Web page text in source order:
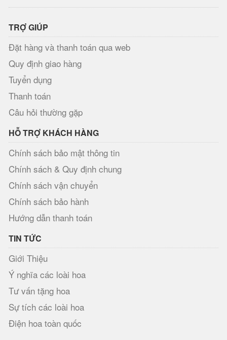
TRỢ GIÚP
Đặt hàng và thanh toán qua web
Quy định giao hàng
Tuyển dụng
Thanh toán
Câu hỏi thường gặp
HỖ TRỢ KHÁCH HÀNG
Chính sách bảo mật thông tin
Chính sách & Quy định chung
Chính sách vận chuyển
Chính sách bảo hành
Hướng dẫn thanh toán
TIN TỨC
Giới Thiệu
Ý nghĩa các loài hoa
Tư vấn tặng hoa
Sự tích các loài hoa
Điện hoa toàn quốc